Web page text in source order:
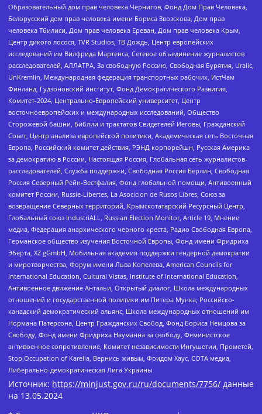
Образовательный дом прав человека Чернигов, Фонд Дом Прав Человека,
Белорусский дом прав человека имени Бориса Звозскова, Дом прав
человека Тбилиси, Дом прав человека Ереван, Дом прав человека Крым,
Центр дикого лосося, TVR Studios, ТВ Дождь, Центр европейских
исследований им Вилфрида Мартенса, Сетевое объединение журналистов
расследователей, АЛЛАТРА, За свободную Россию, Свободная Бурятия, Uralic,
UnKremlin, Международная федерация транспортных рабочих, ИстЧам
Финланд, Гудзоновский институт, Фонд Демократического Развития,
Комитет-2024, Центрально-Европейский университет, Центр
восточноевропейских и международных исследований, Общество
Сторожевой башни, Библии и трактатов Свидетелей Иеговы, Гражданский
Совет, Центр анализа европейской политики, Академическая сеть Восточная
Европа, Российский комитет действия, РЭНД корпорейшн, Русская Америка
за демократию в России, Настоящая Россия, Глобальная сеть журналистов-
расследователей, Служба поддержки, Свободная Россия Берлин, Свободная
Россия Северный Рейн-Вестфалия, Фонд глобальной помощи, Антивоенный
комитет России, Russie-Libertes, La Asocicion de Rusos Libres, Союз за
возвращение Северных территорий, Крымскотатарский Ресурсный Центр,
Глобальный союз IndustriALL, Russian Election Monitor, Article 19, Мнение
медиа, Федерация анархического черного креста, Радио Свободная Европа,
Германское общество изучения Восточной Европы, Фонд имени Фридриха
Эберта, XZ gGmbH, Мобильная академия поддержки гендерной демократии
и миротворчества, Форум имени Льва Копелева, American Councils for
International Education, Cultural Vistas, Institute of International Education,
Антивоенное движение Антальи, Открытый диалог, Школа международных
отношений и государственной политики им Питера Мунка, Российско-
канадский демократический альянс, Школа международных отношений им
Нормана Патерсона, Центр Гражданских Свобод, Фонд Бориса Немцова за
Свободу, Фонд имени Фридриха Науманна за свободу, Феминистское
антивоенное сопротивление, Комитет независимости Ингушетии, Прометей,
Stop Occupation of Karelia, Вернись живым, Фридом Хаус, СОТА медиа,
Либерально-демократическая Лига Украины
Источник: https://minjust.gov.ru/ru/documents/7756/ данные
на 13.05.2024